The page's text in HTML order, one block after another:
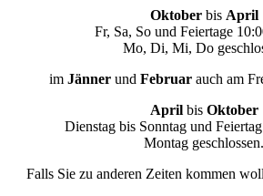
Oktoberbis April
Fr, Sa, So und Feiertage
Mo, Di, Mi, Do
im Jännerund Februar auch am
Aprilbis Oktober
Dienstag bis Sonntag und
Montag geschlossen.
Falls Sie zu anderen Zeiten kommen